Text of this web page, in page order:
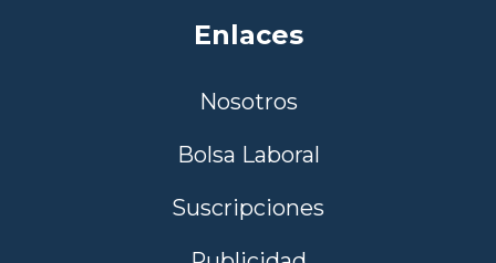
Enlaces
Nosotros
Bolsa Laboral
Suscripciones